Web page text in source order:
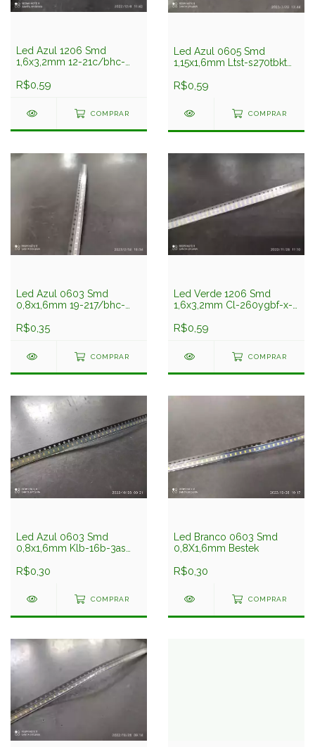
Led Azul 1206 Smd
1,6x3,2mm 12-21c/bhc-
R$0,59
COMPRAR
Led Azul 0605 Smd
1,15x1,6mm Ltst-s270tbkt
R$0,59
COMPRAR
Led Azul 0603 Smd
0,8x1,6mm 19-217/bhc-
R$0,35
COMPRAR
Led Verde 1206 Smd
1,6x3,2mm Cl-260ygbf-x-
R$0,59
COMPRAR
Led Azul 0603 Smd
0,8x1,6mm Klb-16b-3as
R$0,30
COMPRAR
Led Branco 0603 Smd
0,8X1,6mm Bestek
R$0,30
COMPRAR